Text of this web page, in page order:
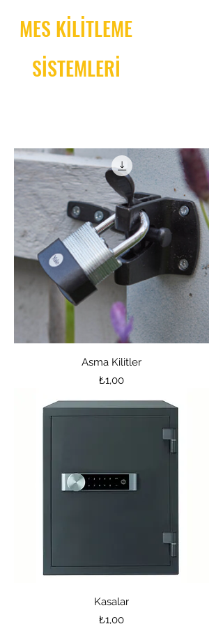
MES KİLİTLEME
SİSTEMLERİ
Asma Kilitler
Price
₺1,00
Kasalar
Price
₺1,00